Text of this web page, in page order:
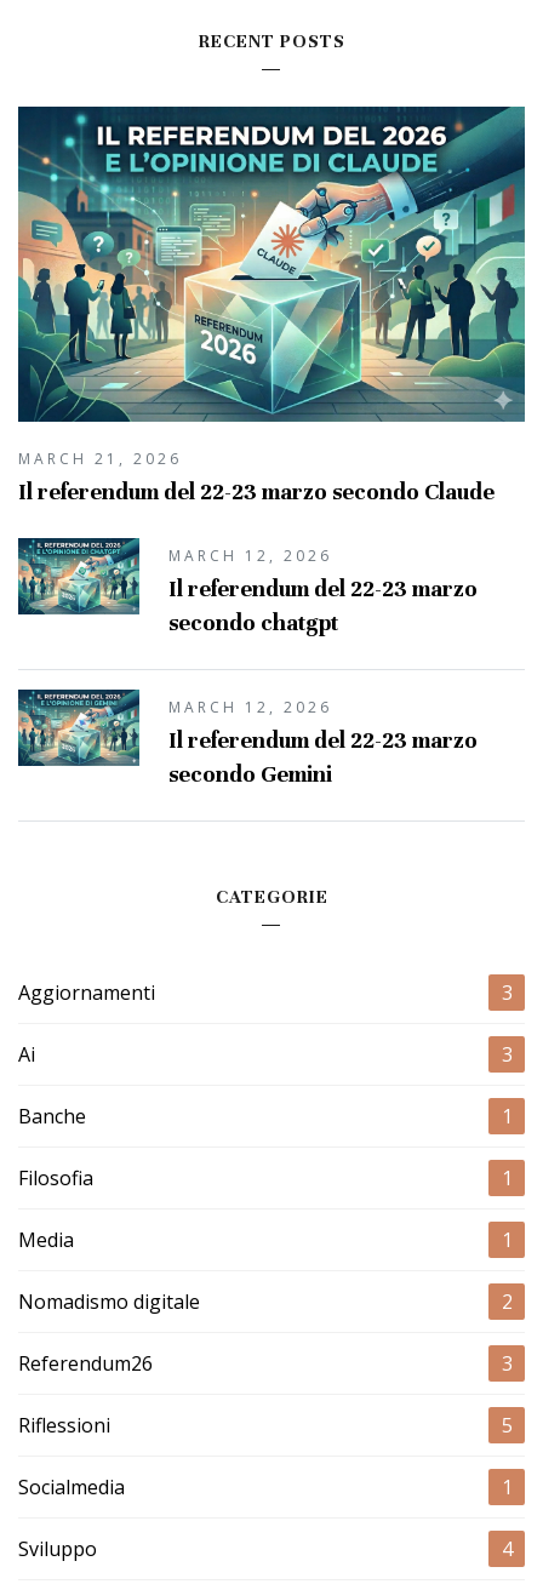
RECENT POSTS
MARCH 21, 2026
Il referendum del 22-23 marzo secondo Claude
MARCH 12, 2026
Il referendum del 22-23 marzo
secondo chatgpt
MARCH 12, 2026
Il referendum del 22-23 marzo
secondo Gemini
CATEGORIE
Aggiornamenti 3
Ai 3
Banche 1
Filosofia 1
Media 1
Nomadismo digitale 2
Referendum26 3
Riflessioni 5
Socialmedia 1
Sviluppo 4